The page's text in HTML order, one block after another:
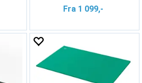
Fra 1 099,-